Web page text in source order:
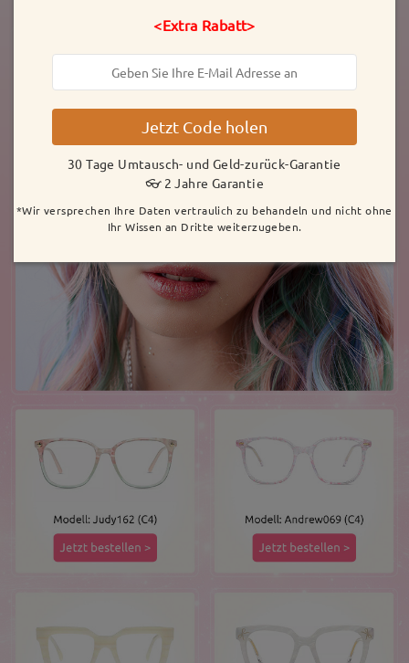
<Extra Rabatt>
Jetzt Code holen
30 Tage Umtausch- und Geld-zurück-Garantie
👓 2 Jahre Garantie
*Wir versprechen Ihre Daten vertraulich zu behandeln und nicht ohne
Ihr Wissen an Dritte weiterzugeben.